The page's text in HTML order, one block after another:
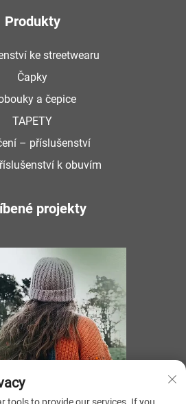
Produkty
ke streetwearu
Čapky
a čepice
TAPETY
– příslušenství
k obuvím
projekty